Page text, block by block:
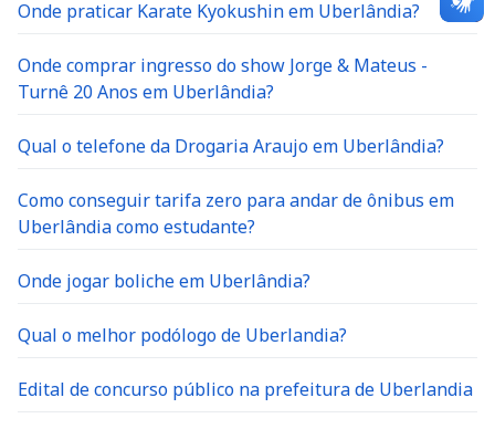
Onde praticar Karate Kyokushin em Uberlândia?
Onde comprar ingresso do show Jorge & Mateus -
Turnê 20 Anos em Uberlândia?
Qual o telefone da Drogaria Araujo em Uberlândia?
Como conseguir tarifa zero para andar de ônibus em
Uberlândia como estudante?
Onde jogar boliche em Uberlândia?
Qual o melhor podólogo de Uberlandia?
Edital de concurso público na prefeitura de Uberlandia